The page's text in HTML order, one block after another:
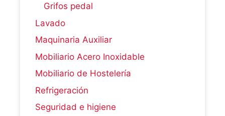
Grifos pedal
Lavado
Maquinaria Auxiliar
Mobiliario Acero Inoxidable
Mobiliario de Hostelería
Refrigeración
Seguridad e higiene